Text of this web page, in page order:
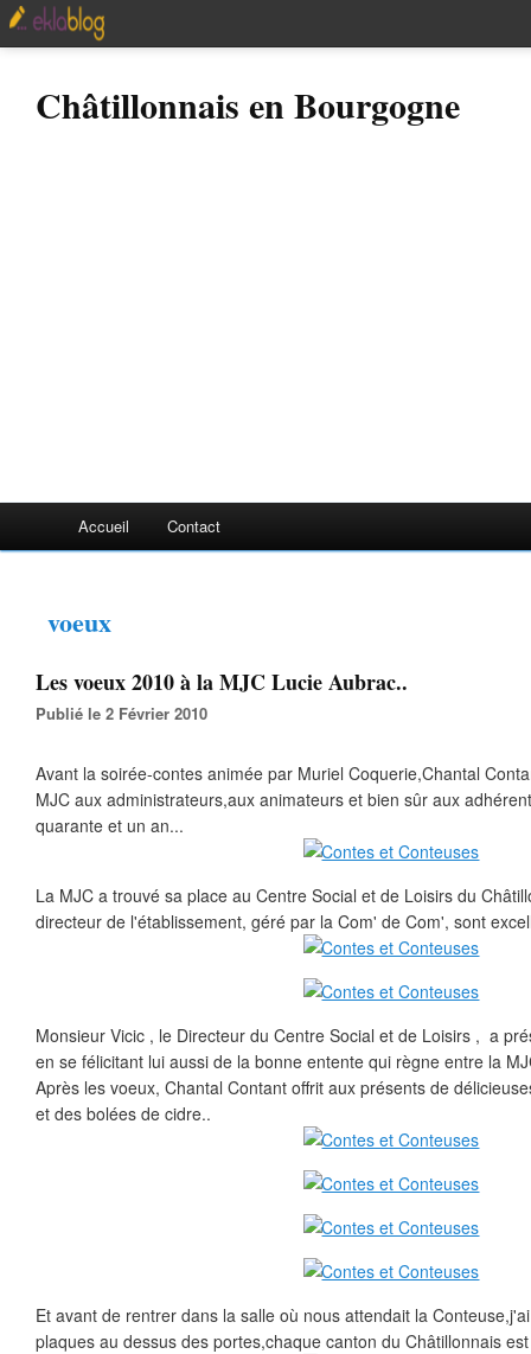
Châtillonnais en Bourgogne
Accueil Contact
voeux
Les voeux 2010 à la MJC Lucie Aubrac..
Publié le 2 Février 2010
Avant la soirée-contes animée par Muriel Coquerie,Chantal
MJC aux administrateurs,aux animateurs et bien sûr aux
quarante et un an...
La MJC a trouvé sa place au Centre Social et de Loisirs du
directeur de l'établissement, géré par la Com' de Com', sont
Monsieur Vicic , le Directeur du Centre Social et de Loisirs , a
en se félicitant lui aussi de la bonne entente qui règne entre la
Après les voeux, Chantal Contant offrit aux présents de
et des bolées de cidre..
Et avant de rentrer dans la salle où nous attendait la
plaques au dessus des portes,chaque canton du Châtillonnais